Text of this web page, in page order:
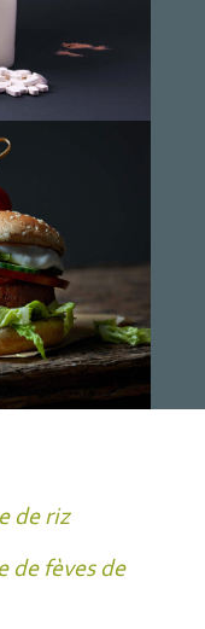
de riz
de fèves de